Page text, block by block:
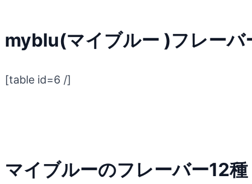
myblu(マイブルー )フレー
[table id=6 /]
マイブルーのフレーバー12種